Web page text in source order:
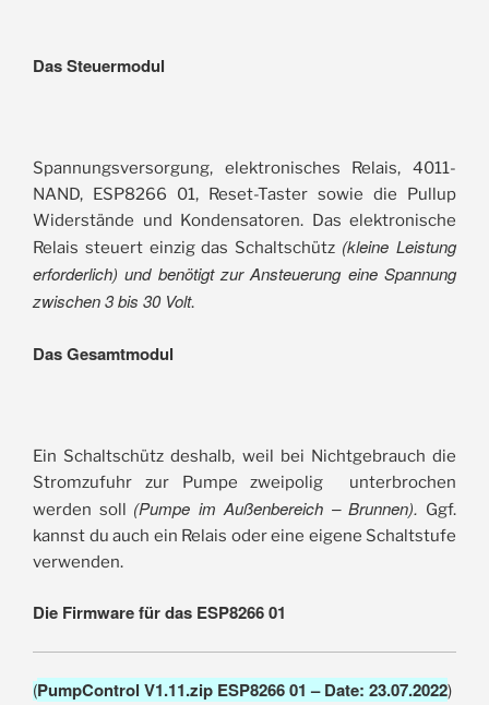
Das Steuermodul
Spannungsversorgung, elektronisches Relais, 4011-
NAND, ESP8266 01, Reset-Taster sowie die Pullup
Widerstände und Kondensatoren. Das elektronische
Relais steuert einzig das Schaltschütz (kleine Leistung
erforderlich) und benötigt zur Ansteuerung eine Spannung
zwischen 3 bis 30 Volt.
Das Gesamtmodul
Ein Schaltschütz deshalb, weil bei Nichtgebrauch die
Stromzufuhr zur Pumpe zweipolig unterbrochen
werden soll (Pumpe im Außenbereich – Brunnen). Ggf.
kannst du auch ein Relais oder eine eigene Schaltstufe
verwenden.
Die Firmware für das ESP8266 01
(PumpControl V1.11.zip ESP8266 01 – Date: 23.07.2022)